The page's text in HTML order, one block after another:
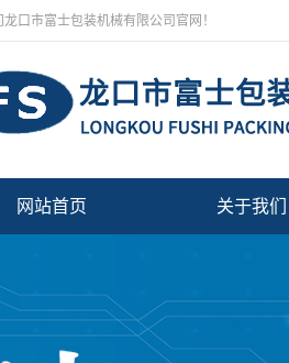
口市富士包装机械有限公司官网！
网站首页 关于我们
厂房设备
营业执照